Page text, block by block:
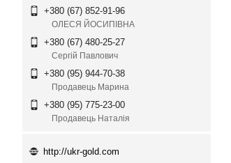
+380 (67) 852-91-96
ОЛЕСЯ ЙОСИПІВНА
+380 (67) 480-25-27
Сергій Павлович
+380 (95) 944-70-38
Продавець Марина
+380 (95) 775-23-00
Продавець Наталія
http://ukr-gold.com